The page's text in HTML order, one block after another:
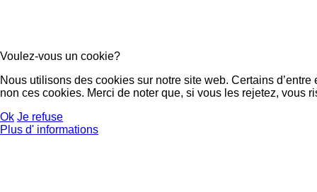
Voulez-vous un cookie?
Nous utilisons des cookies sur notre site web. Certains
non ces cookies. Merci de noter que, si vous les rejetez, vous
Ok Je refuse
Plus d' informations